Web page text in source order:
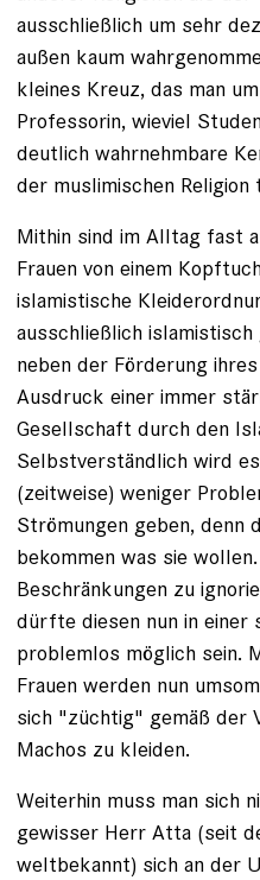
ausschließlich um sehr
außen kaum
kleines Kreuz, das man
Professorin, wieviel
deutlich wahrnehmbare
der muslimischen Religion
Mithin sind im Alltag fast
Frauen von einem
islamistische
ausschließlich
neben der Förderung
Ausdruck einer immer
Gesellschaft durch den
Selbstverständlich wird
(zeitweise) weniger
Strömungen geben, denn
bekommen was sie
Beschränkungen zu
dürfte diesen nun in einer
problemlos möglich sein.
Frauen werden nun
sich "züchtig" gemäß der
Machos zu kleiden.
Weiterhin muss man sich
gewisser Herr Atta (seit
weltbekannt) sich an der